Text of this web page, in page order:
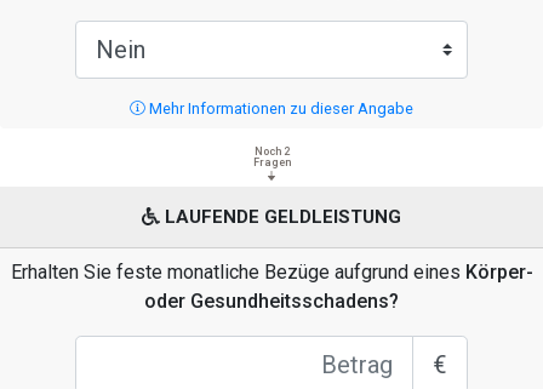
Mehr Informationen zu dieser Angabe
Noch 2
Fragen
LAUFENDE GELDLEISTUNG
Erhalten Sie feste monatliche Bezüge aufgrund eines Körper-
oder Gesundheitsschadens?
€